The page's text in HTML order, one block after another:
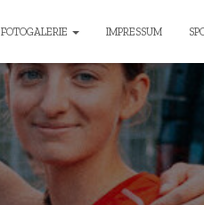
FOTOGALERIE IMPRESSUM